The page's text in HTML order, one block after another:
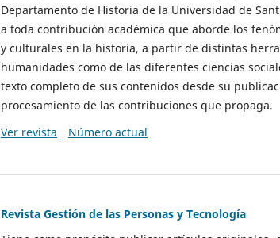
Departamento de Historia de la Universidad de
a toda contribución académica que aborde los
y culturales en la historia, a partir de distintas
humanidades como de las diferentes ciencias
texto completo de sus contenidos desde su
procesamiento de las contribuciones que propaga.
Ver revista
Número actual
Revista Gestión de las Personas y Tecnología